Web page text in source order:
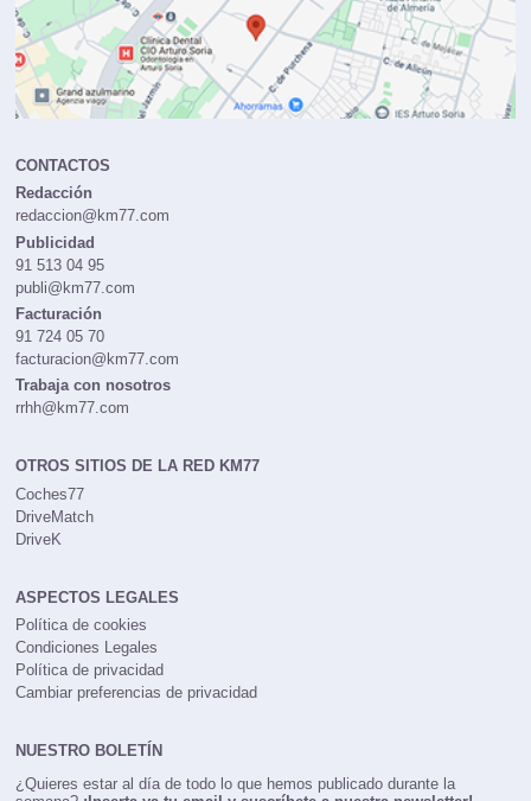
CONTACTOS
Redacción
redaccion@km77.com
Publicidad
91 513 04 95
publi@km77.com
Facturación
91 724 05 70
facturacion@km77.com
Trabaja con nosotros
rrhh@km77.com
OTROS SITIOS DE LA RED KM77
Coches77
DriveMatch
DriveK
ASPECTOS LEGALES
Política de cookies
Condiciones Legales
Política de privacidad
Cambiar preferencias de privacidad
NUESTRO BOLETÍN
¿Quieres estar al día de todo lo que hemos publicado durante la